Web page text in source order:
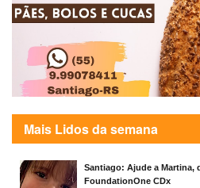
Mais Lidos da semana
Santiago: Ajude a Martina,
FoundationOne CDx